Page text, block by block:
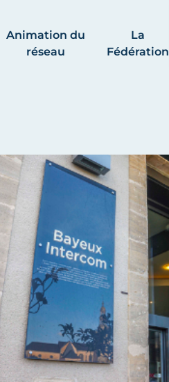
Animation du
réseau
La
Fédération